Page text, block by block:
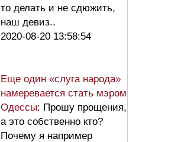
то делать и не сдюжить,
наш девиз..
2020-08-20 13:58:54
Еще один «слуга народа»
намеревается стать мэром
Одессы: Прошу прощения,
а это собственно кто?
Почему я например